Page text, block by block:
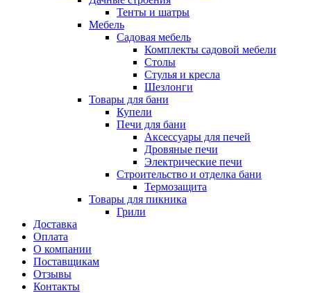
Тенты и шатры
Мебель
Садовая мебель
Комплекты садовой мебели
Столы
Стулья и кресла
Шезлонги
Товары для бани
Купели
Печи для бани
Аксессуары для печей
Дровяные печи
Электрические печи
Строительство и отделка бани
Термозащита
Товары для пикника
Грили
Доставка
Оплата
О компании
Поставщикам
Отзывы
Контакты